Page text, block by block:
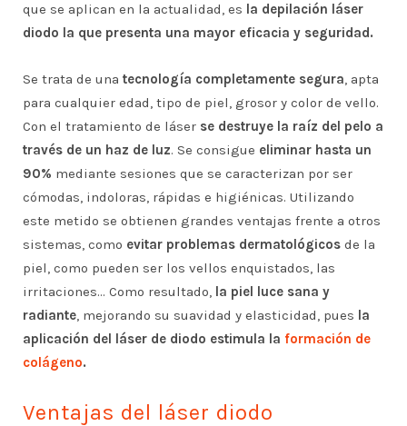
que se aplican en la actualidad, es la depilación láser
diodo la que presenta una mayor eficacia y seguridad.
Se trata de una tecnología completamente segura, apta
para cualquier edad, tipo de piel, grosor y color de vello.
Con el tratamiento de láser se destruye la raíz del pelo a
través de un haz de luz. Se consigue eliminar hasta un
90% mediante sesiones que se caracterizan por ser
cómodas, indoloras, rápidas e higiénicas. Utilizando
este metido se obtienen grandes ventajas frente a otros
sistemas, como evitar problemas dermatológicos de la
piel, como pueden ser los vellos enquistados, las
irritaciones… Como resultado, la piel luce sana y
radiante, mejorando su suavidad y elasticidad, pues la
aplicación del láser de diodo estimula la formación de
colágeno.
Ventajas del láser diodo